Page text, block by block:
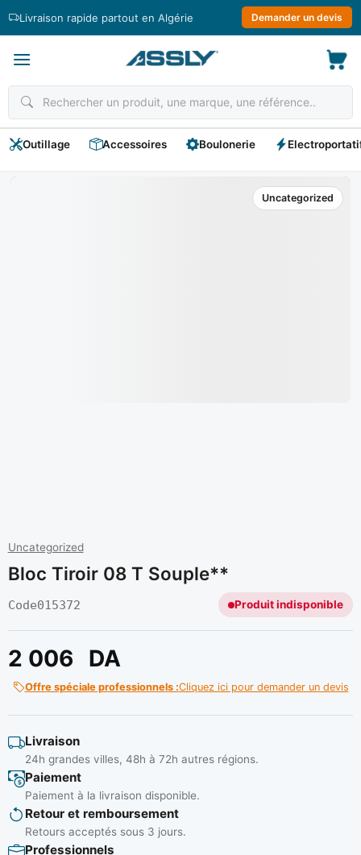
Livraison rapide partout en Algérie Demander un devis
Outillage Accessoires Boulonerie
Uncategorized
Uncategorized
Bloc Tiroir 08 T Souple**
Code015372 Produit indisponible
2 006 DA
Offre spéciale professionnels :Cliquez ici pour demander un devis
Livraison
24h grandes villes, 48h à 72h autres régions.
Paiement
Paiement à la livraison disponible.
Retour et remboursement
Retours acceptés sous 3 jours.
Professionnels